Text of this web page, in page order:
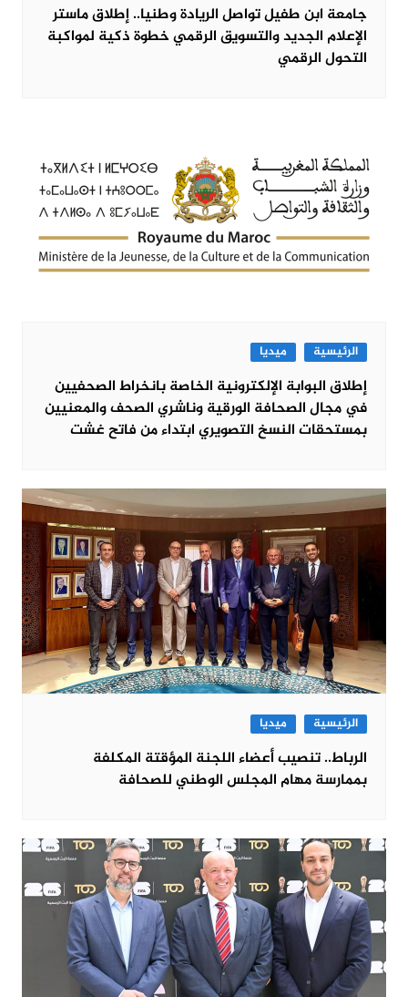
جامعة ابن طفيل تواصل الريادة وطنيا.. إطلاق ماستر
الإعلام الجديد والتسويق الرقمي خطوة ذكية لمواكبة
التحول الرقمي
الرئيسية ميديا
إطلاق البوابة الإلكترونية الخاصة بانخراط الصحفيين
في مجال الصحافة الورقية وناشري الصحف والمعنيين
بمستحقات النسخ التصويري ابتداء من فاتح غشت
الرئيسية ميديا
الرباط.. تنصيب أعضاء اللجنة المؤقتة المكلفة
بممارسة مهام المجلس الوطني للصحافة